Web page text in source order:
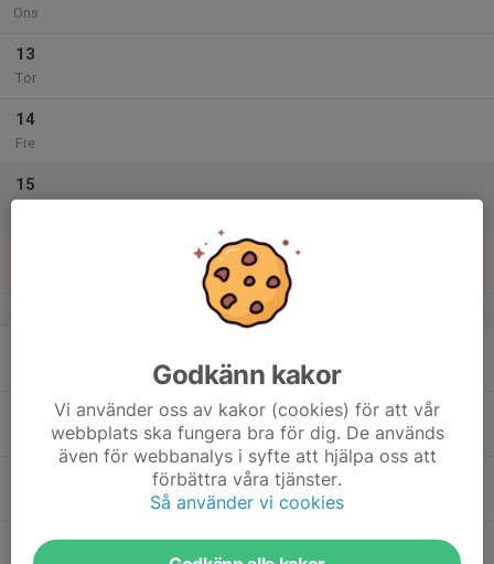
Ons
13
Tor
14
Fre
15
v.34
Hälsans Hus
Fotbollsträning
Hälsans Hus
Godkänn kakor
Vi använder oss av kakor (cookies) för att vår
webbplats ska fungera bra för dig. De används
även för webbanalys i syfte att hjälpa oss att
förbättra våra tjänster.
Så använder vi cookies